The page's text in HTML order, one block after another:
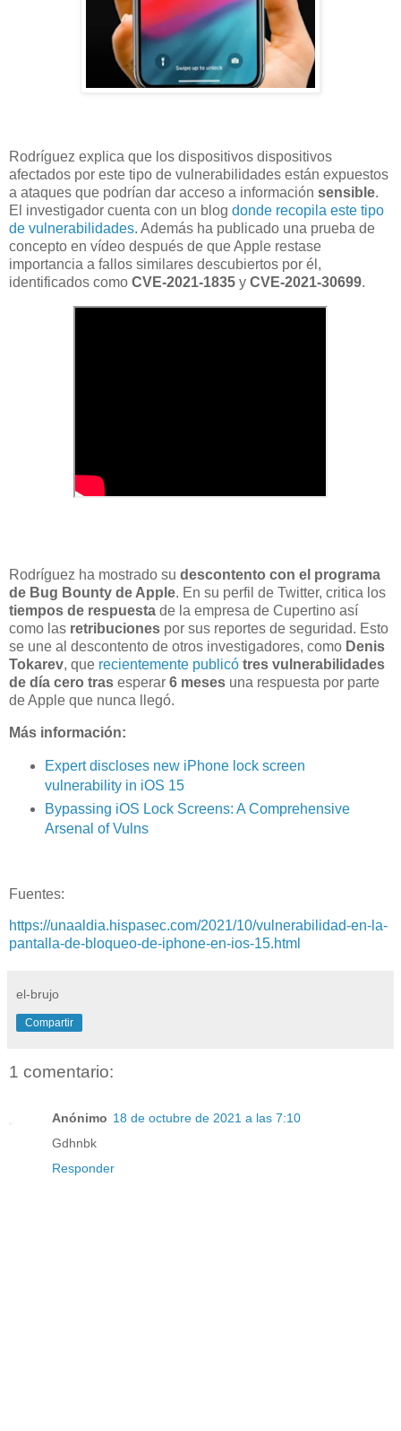
Rodríguez explica que los dispositivos dispositivos
afectados por este tipo de vulnerabilidades están expuestos
a ataques que podrían dar acceso a información sensible.
El investigador cuenta con un blog donde recopila este tipo
de vulnerabilidades. Además ha publicado una prueba de
concepto en vídeo después de que Apple restase
importancia a fallos similares descubiertos por él,
identificados como CVE-2021-1835 y CVE-2021-30699.
Rodríguez ha mostrado su descontento con el programa
de Bug Bounty de Apple. En su perfil de Twitter, critica los
tiempos de respuesta de la empresa de Cupertino así
como las retribuciones por sus reportes de seguridad. Esto
se une al descontento de otros investigadores, como Denis
Tokarev, que recientemente publicó tres vulnerabilidades
de día cero tras esperar 6 meses una respuesta por parte
de Apple que nunca llegó.
Más información:
Expert discloses new iPhone lock screen
vulnerability in iOS 15
Bypassing iOS Lock Screens: A Comprehensive
Arsenal of Vulns
Fuentes:
https://unaaldia.hispasec.com/2021/10/vulnerabilidad-en-la-
pantalla-de-bloqueo-de-iphone-en-ios-15.html
el-brujo
Compartir
1 comentario:
Anónimo 18 de octubre de 2021 a las 7:10
Gdhnbk
Responder